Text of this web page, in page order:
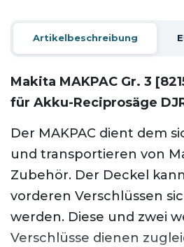
Artikelbeschreibung
Makita MAKPAC Gr. 3
für Akku-Reciprosäge
Der MAKPAC dient dem
und transportieren von
Zubehör. Der Deckel
vorderen Verschlüssen
werden. Diese und zwei
Verschlüsse dienen